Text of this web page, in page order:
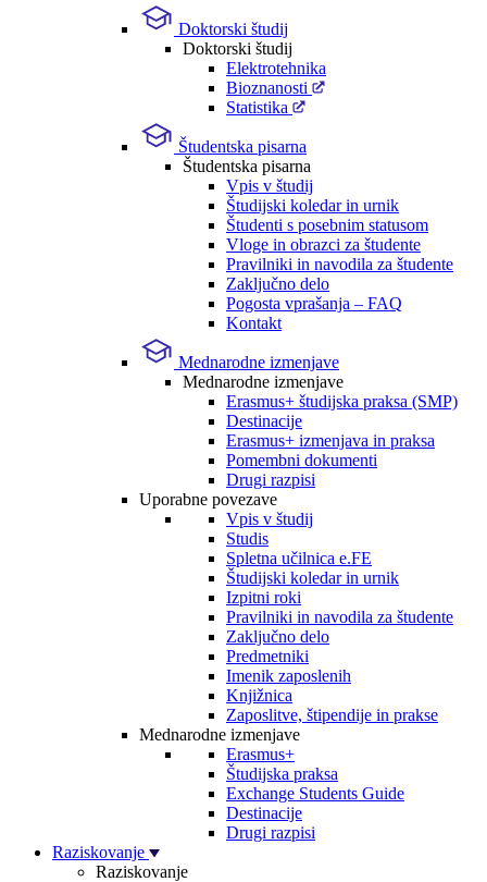
Doktorski študij
Doktorski študij
Elektrotehnika
Bioznanosti
Statistika
Študentska pisarna
Študentska pisarna
Vpis v študij
Študijski koledar in urnik
Študenti s posebnim statusom
Vloge in obrazci za študente
Pravilniki in navodila za študente
Zaključno delo
Pogosta vprašanja – FAQ
Kontakt
Mednarodne izmenjave
Mednarodne izmenjave
Erasmus+ študijska praksa (SMP)
Destinacije
Erasmus+ izmenjava in praksa
Pomembni dokumenti
Drugi razpisi
Uporabne povezave
Vpis v študij
Studis
Spletna učilnica e.FE
Študijski koledar in urnik
Izpitni roki
Pravilniki in navodila za študente
Zaključno delo
Predmetniki
Imenik zaposlenih
Knjižnica
Zaposlitve, štipendije in prakse
Mednarodne izmenjave
Erasmus+
Študijska praksa
Exchange Students Guide
Destinacije
Drugi razpisi
Raziskovanje
Raziskovanje